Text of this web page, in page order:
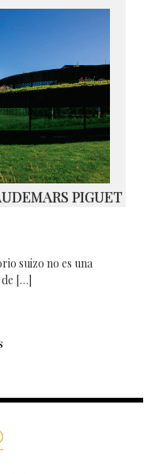
PIGUET
suizo no es una
de […]